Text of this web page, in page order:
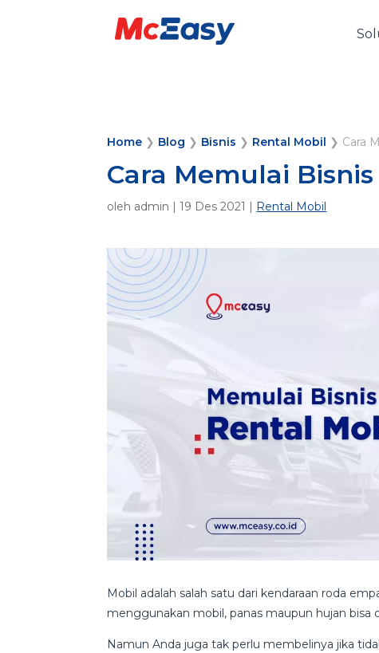
Home ❯ Blog ❯ Bisnis ❯ Rental Mobil ❯ Cara
Cara Memulai
oleh admin |19 Des 2021 | Rental Mobil
Mobil adalah salah satu dari kendaraan roda
menggunakan mobil, panas maupun hujan bisa
Namun Anda juga tak perlu membelinya jika